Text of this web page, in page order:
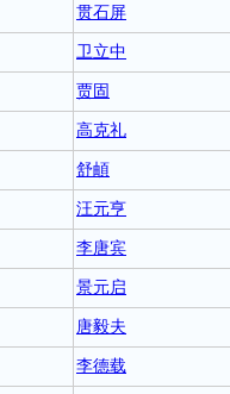
贯石屏
卫立中
贾固
高克礼
舒頔
汪元亨
李唐宾
景元启
唐毅夫
李德载